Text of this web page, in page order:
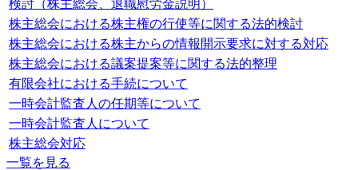
検討（株主総会、退職慰労金説明）
株主総会における株主権の行使等に関する法的検討
株主総会における株主からの情報開示要求に対する対応
株主総会における議案提案等に関する法的整理
有限会社における手続について
一時会計監査人の任期等について
一時会計監査人について
株主総会対応
一覧を見る